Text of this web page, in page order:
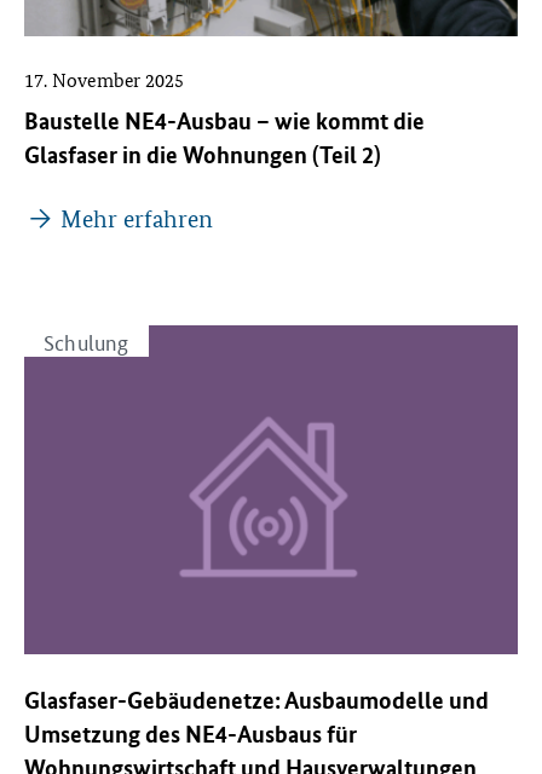
Baustelle NE4-Ausbau – wie kommt die
Glasfaser in die Wohnungen (Teil 2)
17. November 2025
Mehr erfahren
Schulung
Glasfaser-Gebäudenetze: Ausbaumodelle und
Umsetzung des NE4-Ausbaus für
Wohnungswirtschaft und Hausverwaltungen